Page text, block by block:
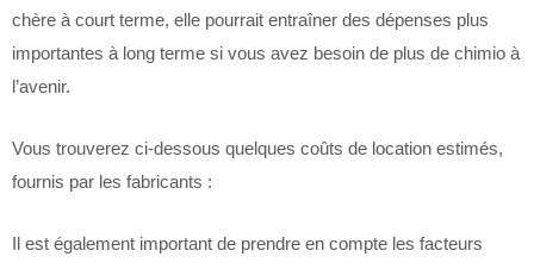
chère à court terme, elle pourrait entraîner des dépenses plus
importantes à long terme si vous avez besoin de plus de chimio à
l’avenir.
Vous trouverez ci-dessous quelques coûts de location estimés,
fournis par les fabricants :
Il est également important de prendre en compte les facteurs